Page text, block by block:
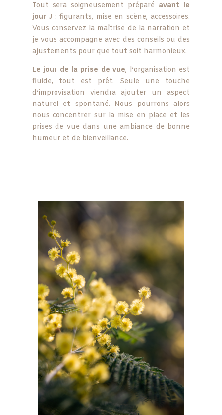
Tout sera soigneusement préparé avant le
jour J : figurants, mise en scène, accessoires.
Vous conservez la maîtrise de la narration et
je vous accompagne avec des conseils ou des
ajustements pour que tout soit harmonieux.
Le jour de la prise de vue, l’organisation est
fluide, tout est prêt. Seule une touche
d’improvisation viendra ajouter un aspect
naturel et spontané. Nous pourrons alors
nous concentrer sur la mise en place et les
prises de vue dans une ambiance de bonne
humeur et de bienveillance.